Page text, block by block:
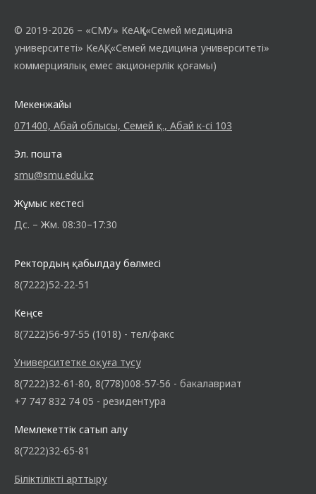
© 2019-2026 – «СМУ» КеАҚ («Семей медицина
университеті» КеАҚ, «Семей медицина университеті»
коммерциялық емес акционерлік қоғамы)
Мекенжайы
071400, Абай облысы, Семей қ., Абай к-сі 103
Эл. пошта
smu@smu.edu.kz
Жұмыс кестесі
Дс. – Жм. 08:30–17:30
Ректордың қабылдау бөлмесі
8(7222)52-22-51
Кеңсе
8(7222)56-97-55 (1018) - тел/факс
Университетке оқуға түсу
8(7222)32-61-80, 8(778)008-57-56 - бакалавриат
+7 747 832 74 05 - резидентура
Мемлекеттік сатып алу
8(7222)32-65-81
Біліктілікті арттыру